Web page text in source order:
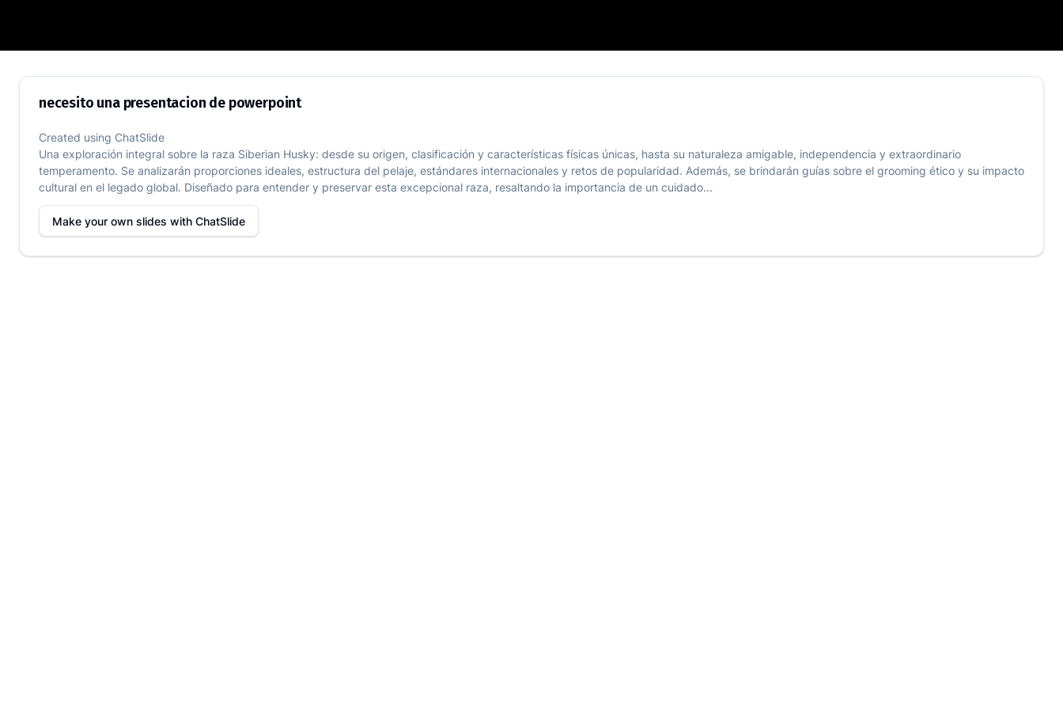
necesito una presentacion de powerpoint
necesito una presentacion de powerpoint
Created using ChatSlide
Una exploración integral sobre la raza Siberian Husky: desde su origen, clasificación y características físicas únicas, hasta su naturaleza amigable, independencia y extraordinario
temperamento. Se analizarán proporciones ideales, estructura del pelaje, estándares internacionales y retos de popularidad. Además, se brindarán guías sobre el grooming ético y su impacto
cultural en el legado global. Diseñado para entender y preservar esta excepcional raza, resaltando la importancia de un cuidado...
Make your own slides with ChatSlide